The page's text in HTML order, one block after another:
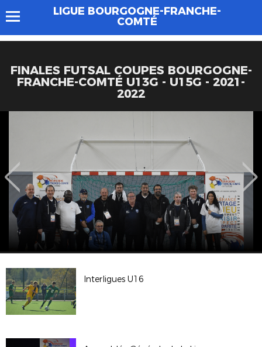
LIGUE BOURGOGNE-FRANCHE-
COMTÉ
FINALES FUTSAL COUPES BOURGOGNE-
FRANCHE-COMTÉ U13G - U15G - 2021-
2022
Interligues U16